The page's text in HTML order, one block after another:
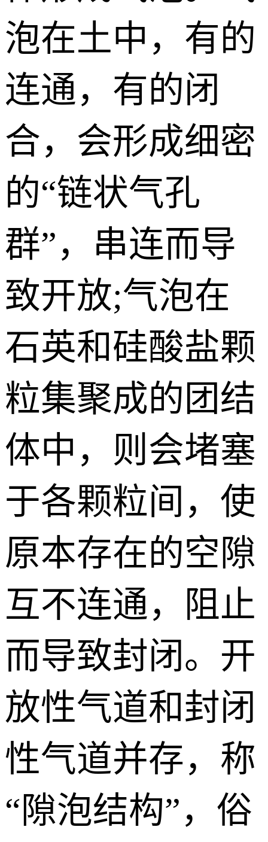
泡在土中，有的
连通，有的闭
合，会形成细密
的“链状气孔
群”，串连而导
致开放;气泡在
石英和硅酸盐颗
粒集聚成的团结
体中，则会堵塞
于各颗粒间，使
原本存在的空隙
互不连通，阻止
而导致封闭。开
放性气道和封闭
性气道并存，称
“隙泡结构”，俗